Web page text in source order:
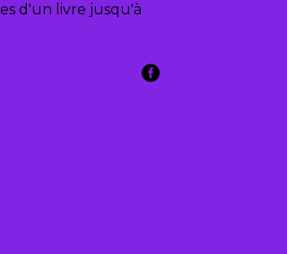
d'un livre jusqu'à